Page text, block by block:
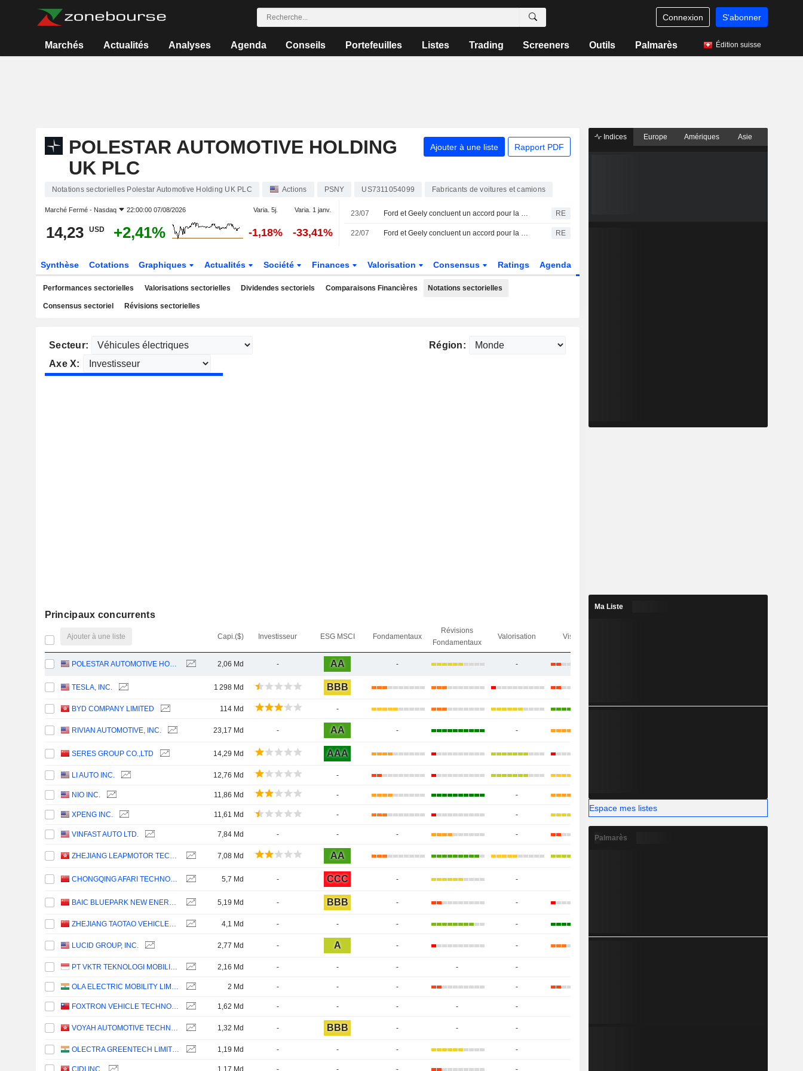
Connexion S'abonner
Marchés Actualités Analyses Agenda Conseils Portefeuilles Listes Trading Screeners Outils Palmarès Édition suisse
POLESTAR AUTOMOTIVE HOLDING
UK PLC
Ajouter à une liste Rapport PDF
Notations sectorielles Polestar Automotive Holding UK PLC Actions PSNY US7311054099 Fabricants de voitures et camions
Marché Fermé - Nasdaq 22:00:00 07/08/2026 Varia. 5j. Varia. 1 janv.
14,23 USD +2,41% -1,18% -33,41%
23/07 Ford et Geely concluent un accord pour la production de véhicules électriques dans une usine espagnole, selon la presse RE
22/07 Ford et Geely concluent un accord pour la production de véhicules électriques dans l'usine espagnole, selon ABC RE
Synthèse Cotations Graphiques Actualités Société Finances Valorisation Consensus Ratings Agenda
Performances sectorielles Valorisations sectorielles Dividendes sectoriels Comparaisons Financières Notations sectorielles
Consensus sectoriel Révisions sectorielles
Secteur:
Région:
Axe X:
Principaux concurrents
Ajouter à une liste Capi.($) Investisseur ESG MSCI Fondamentaux
Révisions
Fondamentaux
Valorisation Visibilité
POLESTAR AUTOMOTIVE HOLDING UK PLC 2,06 Md - AA - -
TESLA, INC. 1 298 Md BBB
BYD COMPANY LIMITED 114 Md -
RIVIAN AUTOMOTIVE, INC. 23,17 Md - AA - -
SERES GROUP CO.,LTD 14,29 Md AAA
LI AUTO INC. 12,76 Md -
NIO INC. 11,86 Md - -
XPENG INC. 11,61 Md - -
VINFAST AUTO LTD. 7,84 Md - - - -
ZHEJIANG LEAPMOTOR TECHNOLOGY CO., LTD. 7,08 Md AA
CHONGQING AFARI TECHNOLOGY CO., LTD. 5,7 Md - CCC - -
BAIC BLUEPARK NEW ENERGY TECHNOLOGY CO., LTD. 5,19 Md - BBB - -
ZHEJIANG TAOTAO VEHICLES CO., LTD. 4,1 Md - - - -
LUCID GROUP, INC. 2,77 Md - A - -
PT VKTR TEKNOLOGI MOBILITAS TBK 2,16 Md - - - - -
OLA ELECTRIC MOBILITY LIMITED 2 Md - - - -
FOXTRON VEHICLE TECHNOLOGIES CO., LTD. 1,62 Md - - - - -
VOYAH AUTOMOTIVE TECHNOLOGY CO., LTD. 1,32 Md - BBB - - -
OLECTRA GREENTECH LIMITED 1,19 Md - - - -
CIDI INC. 1,17 Md - - - -
Indices Europe Amériques Asie
Ma Liste
Espace mes listes
Palmarès